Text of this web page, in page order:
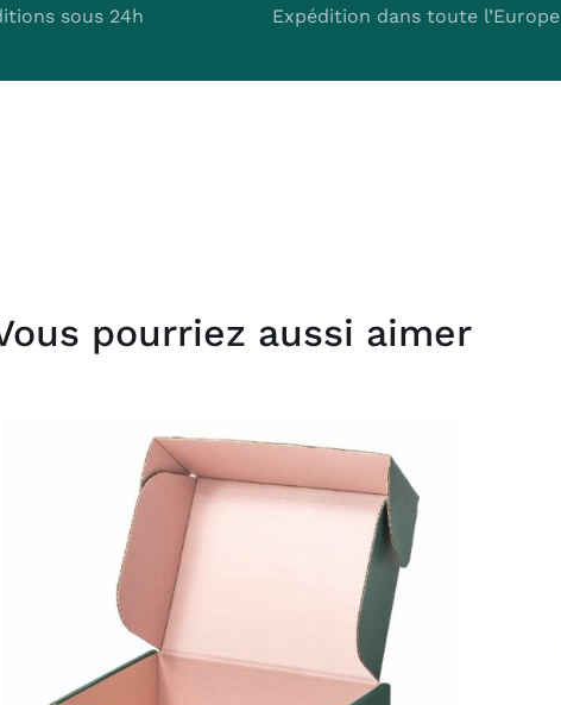
sous 24h Expédition dans toute l’Europe
pourriez aussi aimer
AJOUTER AU PANIER APERÇU